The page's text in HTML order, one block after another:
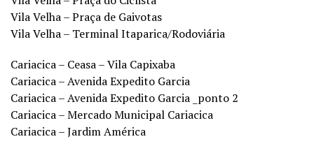
Vila Velha – Praça de Gaivotas
Vila Velha – Terminal Itaparica/Rodoviária
Cariacica – Ceasa – Vila Capixaba
Cariacica – Avenida Expedito Garcia
Cariacica – Avenida Expedito Garcia _ponto 2
Cariacica – Mercado Municipal Cariacica
Cariacica – Jardim América